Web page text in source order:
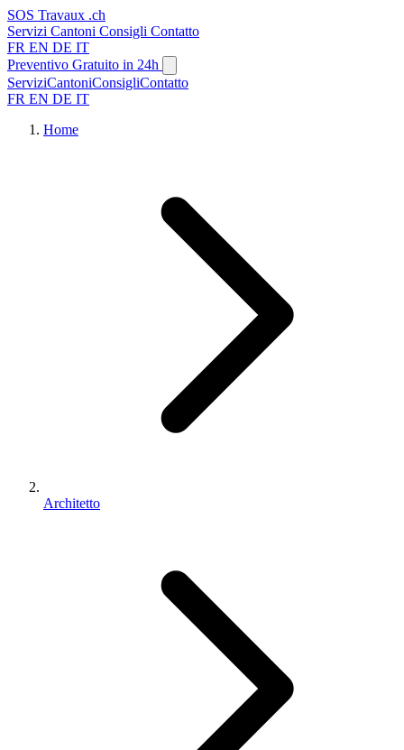
SOS Travaux .ch
Servizi Cantoni Consigli Contatto
FR EN DE IT
Preventivo Gratuito in 24h
ServiziCantoniConsigliContatto
FR EN DE IT
Home
Architetto